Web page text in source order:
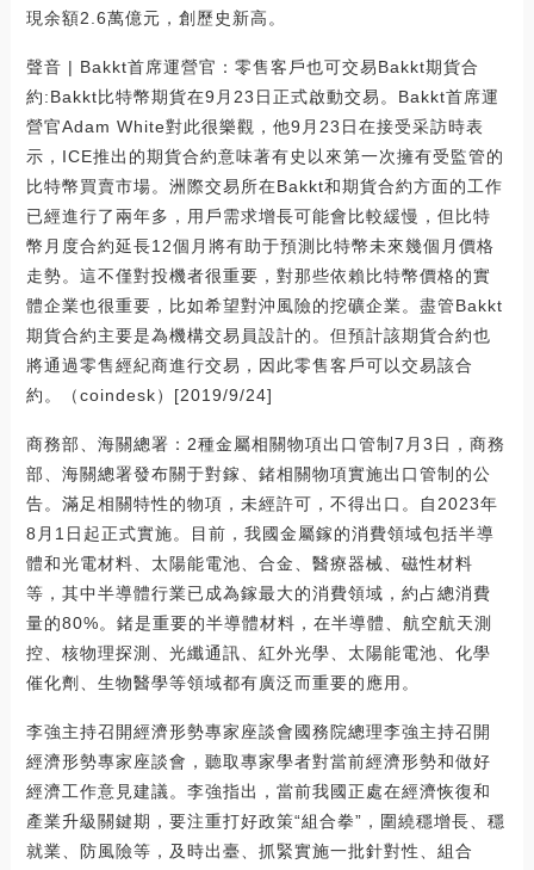
現余額2.6萬億元，創歷史新高。
聲音 | Bakkt首席運營官：零售客戶也可交易Bakkt期貨合
約:Bakkt比特幣期貨在9月23日正式啟動交易。Bakkt首席運
營官Adam White對此很樂觀，他9月23日在接受采訪時表
示，ICE推出的期貨合約意味著有史以來第一次擁有受監管的
比特幣買賣市場。洲際交易所在Bakkt和期貨合約方面的工作
已經進行了兩年多，用戶需求增長可能會比較緩慢，但比特
幣月度合約延長12個月將有助于預測比特幣未來幾個月價格
走勢。這不僅對投機者很重要，對那些依賴比特幣價格的實
體企業也很重要，比如希望對沖風險的挖礦企業。盡管Bakkt
期貨合約主要是為機構交易員設計的。但預計該期貨合約也
將通過零售經紀商進行交易，因此零售客戶可以交易該合
約。（coindesk）[2019/9/24]
商務部、海關總署：2種金屬相關物項出口管制7月3日，商務
部、海關總署發布關于對鎵、鍺相關物項實施出口管制的公
告。滿足相關特性的物項，未經許可，不得出口。自2023年
8月1日起正式實施。目前，我國金屬鎵的消費領域包括半導
體和光電材料、太陽能電池、合金、醫療器械、磁性材料
等，其中半導體行業已成為鎵最大的消費領域，約占總消費
量的80%。鍺是重要的半導體材料，在半導體、航空航天測
控、核物理探測、光纖通訊、紅外光學、太陽能電池、化學
催化劑、生物醫學等領域都有廣泛而重要的應用。
李強主持召開經濟形勢專家座談會國務院總理李強主持召開
經濟形勢專家座談會，聽取專家學者對當前經濟形勢和做好
經濟工作意見建議。李強指出，當前我國正處在經濟恢復和
產業升級關鍵期，要注重打好政策“組合拳”，圍繞穩增長、穩
就業、防風險等，及時出臺、抓緊實施一批針對性、組合